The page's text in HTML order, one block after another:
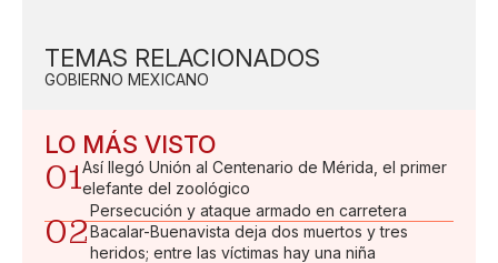
TEMAS RELACIONADOS
GOBIERNO MEXICANO
LO MÁS VISTO
01Así llegó Unión al Centenario de Mérida, el primer
elefante del zoológico
02
Persecución y ataque armado en carretera
Bacalar-Buenavista deja dos muertos y tres
heridos; entre las víctimas hay una niña